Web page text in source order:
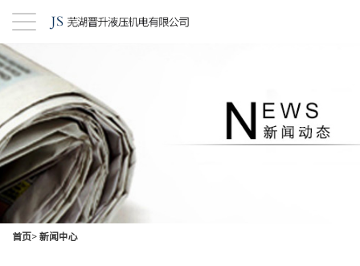
首页> 新闻中心